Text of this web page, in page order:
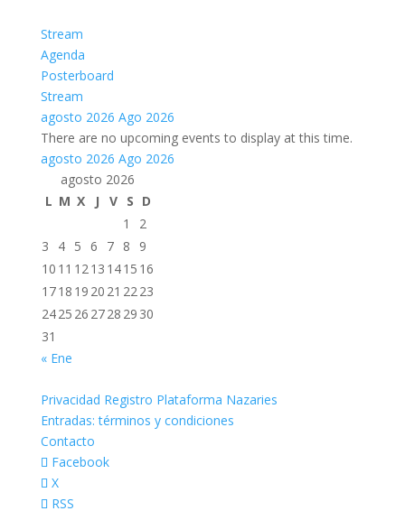
Stream
Agenda
Posterboard
Stream
agosto 2026 Ago 2026
There are no upcoming events to display at this time.
agosto 2026 Ago 2026
agosto 2026
L M X J V S D
1
2
3
4 5 6 7 8
9
10 11 1213 1415 16
1718 19 20 21 2223
2425 26 2728 29 30
31
« Ene
Privacidad Registro Plataforma Nazaries
Entradas: términos y condiciones
Contacto
Facebook
X
RSS